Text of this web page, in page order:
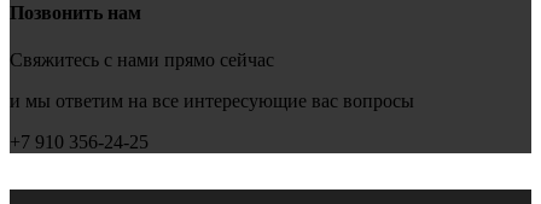
Позвонить нам
Свяжитесь с нами прямо сейчас
и мы ответим на все интересующие вас вопросы
+7 910 356-24-25